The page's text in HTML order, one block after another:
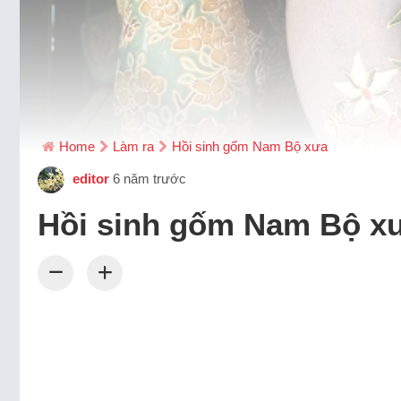
Home Làm ra Hồi sinh gốm Nam Bộ xưa
editor 6 năm trước
Hồi sinh gốm Nam Bộ